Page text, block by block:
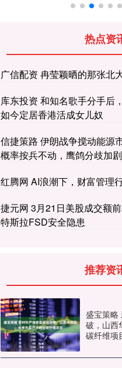
热点资
广信配资 冉莹颖晒的那张北
库东投资 和知名歌手分手后
如今定居香港活成女儿奴
信捷策路 伊朗战争搅动能源
概率按兵不动，鹰鸽分歧加剧
红腾网 AI浪潮下，财富管理
捷元网 3月21日美股成交额
特斯拉FSD安全隐患
推荐资
盛宝策略
破，山西
碳纤维项